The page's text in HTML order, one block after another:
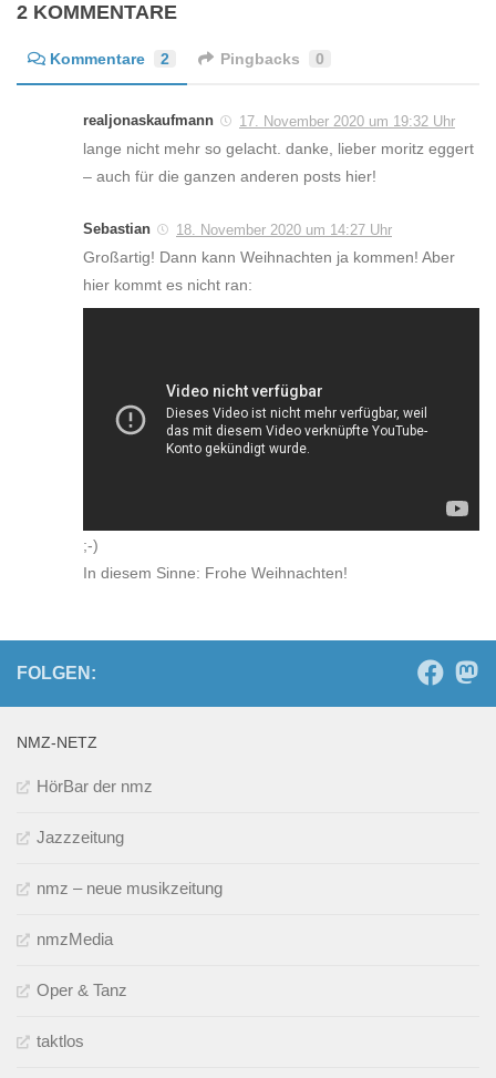
2 KOMMENTARE
Kommentare 2 Pingbacks 0
realjonaskaufmann 17. November 2020 um 19:32 Uhr
lange nicht mehr so gelacht. danke, lieber moritz eggert
– auch für die ganzen anderen posts hier!
Sebastian 18. November 2020 um 14:27 Uhr
Großartig! Dann kann Weihnachten ja kommen! Aber
hier kommt es nicht ran:
;-)
In diesem Sinne: Frohe Weihnachten!
FOLGEN:
NMZ-NETZ
HörBar der nmz
Jazzzeitung
nmz – neue musikzeitung
nmzMedia
Oper & Tanz
taktlos